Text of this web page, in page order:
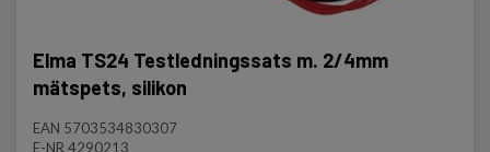
Elma TS24 Testledningssats m. 2/4mm
mätspets, silikon
EAN 5703534830307
E-NR 4290213